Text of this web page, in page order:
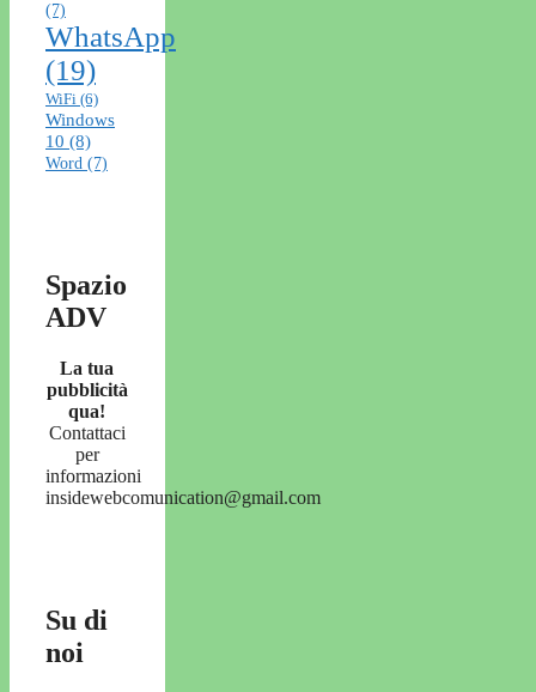
(7)
WhatsApp
(19)
WiFi (6)
Windows
10 (8)
Word (7)
Spazio
ADV
La tua
pubblicità
qua!
Contattaci
per
informazioni
insidewebcomunication@gmail.com
Su di
noi